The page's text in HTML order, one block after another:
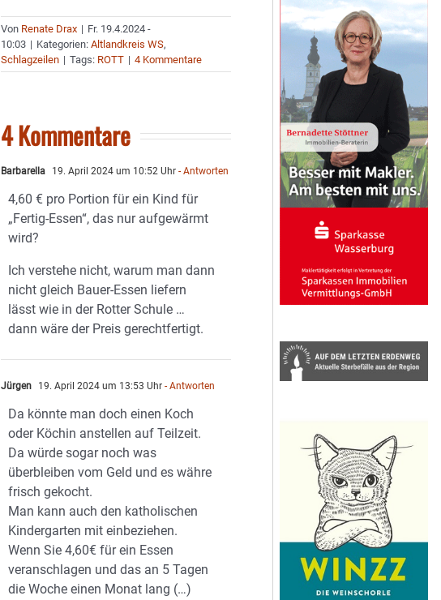
Von Renate Drax | Fr. 19.4.2024 -
10:03 | Kategorien:Altlandkreis WS,
Schlagzeilen | Tags: ROTT | 4 Kommentare
4 Kommentare
Barbarella 19. April 2024 um 10:52 Uhr - Antworten
4,60 € pro Portion für ein Kind für
„Fertig-Essen“, das nur aufgewärmt
wird?
Ich verstehe nicht, warum man dann
nicht gleich Bauer-Essen liefern
lässt wie in der Rotter Schule …
dann wäre der Preis gerechtfertigt.
Jürgen 19. April 2024 um 13:53 Uhr - Antworten
Da könnte man doch einen Koch
oder Köchin anstellen auf Teilzeit.
Da würde sogar noch was
überbleiben vom Geld und es währe
frisch gekocht.
Man kann auch den katholischen
Kindergarten mit einbeziehen.
Wenn Sie 4,60€ für ein Essen
veranschlagen und das an 5 Tagen
die Woche einen Monat lang (…)